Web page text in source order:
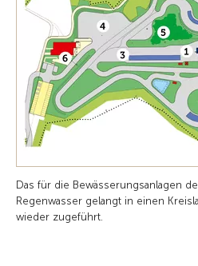
Das für die Bewässerungsanlagen
Regenwasser gelangt in einen
wieder zugeführt.